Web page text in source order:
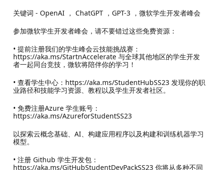
关键词 - OpenAI ， ChatGPT ，GPT-3 ，微软学生开发者峰会
参加微软学生开发者峰会，请不要错过这些免费资源：
• 提前注册我们的学生峰会云技能挑战赛：
https://aka.ms/StartnAccelerate 与全球其他地区的学生开发
者一起同台竞技，微软将陪伴你的学习！
• 查看学生中心：https://aka.ms/StudentHubSS23 发现你的职
业路径和技能学习资源、教程以及学生开发者社区。
• 免费注册Azure 学生账号：
https://aka.ms/AzureforStudentSS23
以探索云概念基础、AI、构建应用程序以及构建和训练机器学习
模型。
• 注册 Github 学生开发包：
https://aka.ms/GitHubStudentDevPackSS23 你将从多种不同